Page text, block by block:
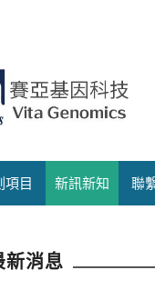
項目 新訊新知 聯
新消息